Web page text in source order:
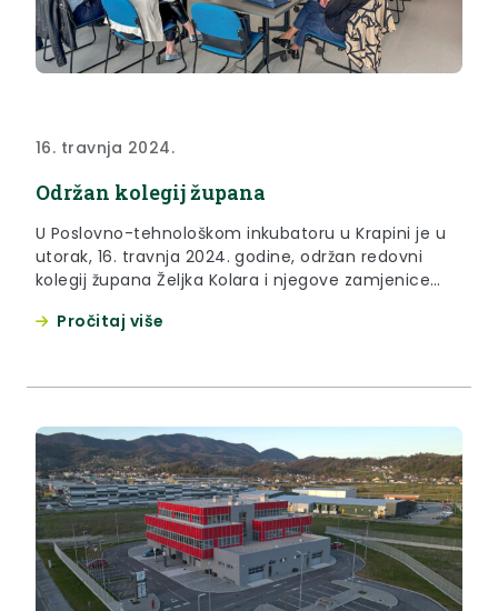
16. travnja 2024.
Održan kolegij župana
U Poslovno-tehnološkom inkubatoru u Krapini je u
utorak, 16. travnja 2024. godine, održan redovni
kolegij župana Željka Kolara i njegove zamjenice
odjela te ravnateljima i direktorima županijskih
Pročitaj više